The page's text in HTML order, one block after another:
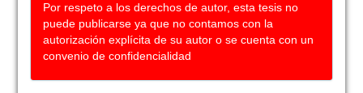
Por respeto a los derechos de autor, esta tesis no
puede publicarse ya que no contamos con la
autorización explícita de su autor o se cuenta con un
convenio de confidencialidad